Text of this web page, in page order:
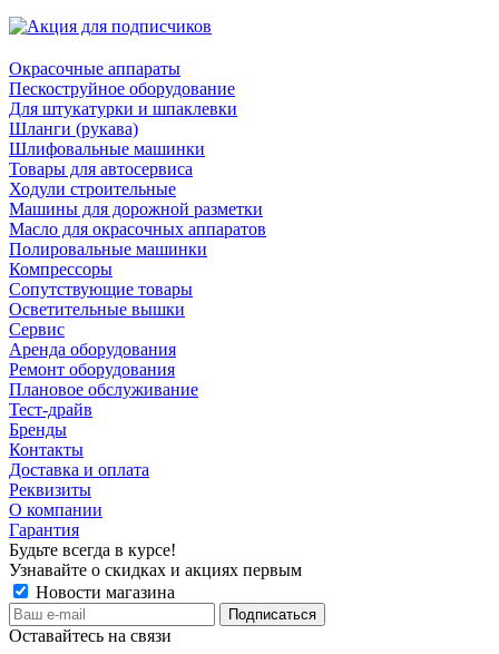
Окрасочные аппараты
Пескоструйное оборудование
Для штукатурки и шпаклевки
Шланги (рукава)
Шлифовальные машинки
Товары для автосервиса
Ходули строительные
Машины для дорожной разметки
Масло для окрасочных аппаратов
Полировальные машинки
Компрессоры
Сопутствующие товары
Осветительные вышки
Сервис
Аренда оборудования
Ремонт оборудования
Плановое обслуживание
Тест-драйв
Бренды
Контакты
Доставка и оплата
Реквизиты
О компании
Гарантия
Будьте всегда в курсе!
Узнавайте о скидках и акциях первым
Новости магазина
Оставайтесь на связи